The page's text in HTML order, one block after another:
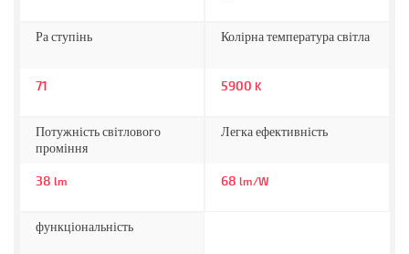
Ра ступінь
71
Колірна температура світла
5900 K
Потужність світлового
проміння
38 lm
Легка ефективність
68 lm/W
функціональність